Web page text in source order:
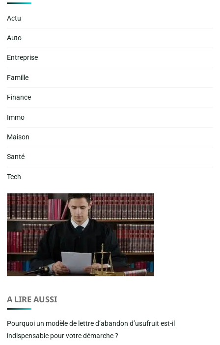
Actu
Auto
Entreprise
Famille
Finance
Immo
Maison
Santé
Tech
A LIRE AUSSI
Pourquoi un modèle de lettre d’abandon d’usufruit est-il
indispensable pour votre démarche ?